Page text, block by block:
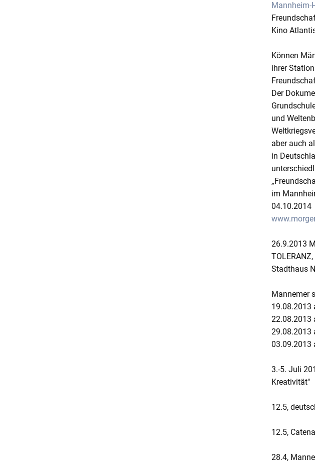
Mannheim-
Kino
Können
ihrer
Der
und
aber auch
in
im
04.10.2014
26.9.2013
TOLERANZ,
Stadthaus
Mannemer
19.08.2013
22.08.2013
29.08.2013
03.09.2013
3.-5. Juli
Kreativität"
12.5,
12.5,
28.4,